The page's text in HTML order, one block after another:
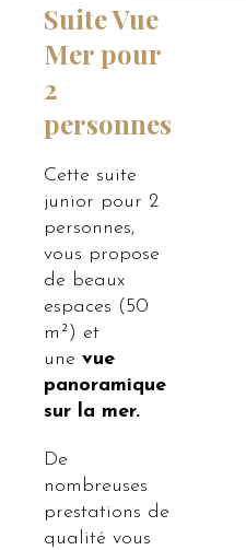
Suite Vue
Merpour
2
personnes
Cette suite
junior pour 2
personnes,
vous propose
de beaux
espaces (50
m²) et
une vue
panoramique
sur la mer.
De
nombreuses
prestations de
qualité vous